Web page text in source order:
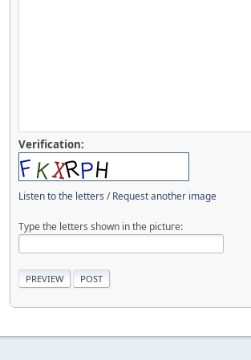
Verification:
Listen to the letters /Request another image
Type the letters shown in the picture: